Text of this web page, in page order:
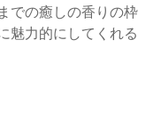
での癒しの香りの枠
魅力的にしてくれる